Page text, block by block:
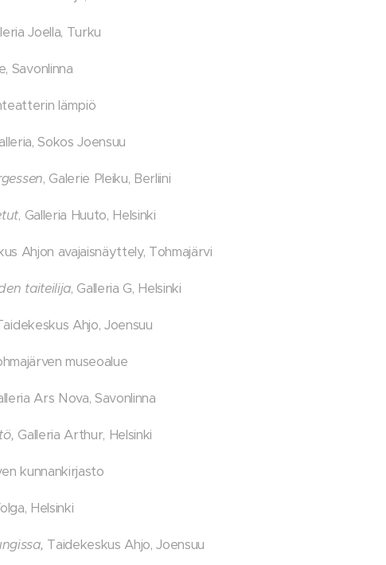
Joella, Turku
Savonlinna
lämpiö
Sokos Joensuu
, Galerie Pleiku, Berliini
, Galleria Huuto, Helsinki
Ahjon avajaisnäyttely, Tohmajärvi
taiteilija, Galleria G, Helsinki
Ahjo, Joensuu
museoalue
Ars Nova, Savonlinna
Galleria Arthur, Helsinki
kunnankirjasto
Helsinki
Taidekeskus Ahjo, Joensuu